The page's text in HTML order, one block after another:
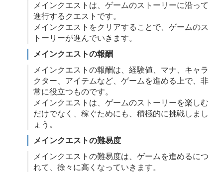
メインクエストは、ゲームのストーリーに沿って
進行するクエストです。
メインクエストをクリアすることで、ゲームのス
トーリーが進んでいきます。
メインクエストの報酬
メインクエストの報酬は、経験値、マナ、キャラ
クター、アイテムなど、ゲームを進める上で、非
常に役立つものです。
メインクエストは、ゲームのストーリーを楽しむ
だけでなく、稼ぐためにも、積極的に挑戦しまし
ょう。
メインクエストの難易度
メインクエストの難易度は、ゲームを進めるにつ
れて、徐々に高くなっていきます。